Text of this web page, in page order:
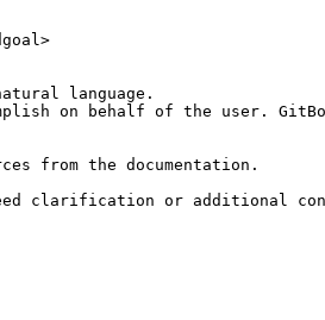
language.
on behalf of the user.
from the documentation.
clarification or additional